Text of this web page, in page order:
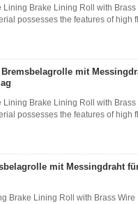
Lining Brake Lining Roll with
possesses the features of high
Bremsbelagrolle mit
Lining Brake Lining Roll with
possesses the features of high
mit Messingdraht
Brake Lining Roll with Brass